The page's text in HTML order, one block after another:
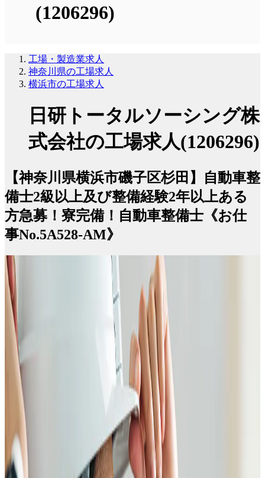
(1206296)
工場・製造業求人
神奈川県の工場求人
横浜市の工場求人
日研トータルソーシング株
式会社の工場求人(1206296)
【神奈川県横浜市磯子区杉田】自動車整
備士2級以上及び整備経験2年以上ある
方急募！寮完備！自動車整備士《お仕
事No.5A528-AM》